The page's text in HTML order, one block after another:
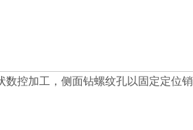
数控加工，侧面钻螺纹孔以固定定位销